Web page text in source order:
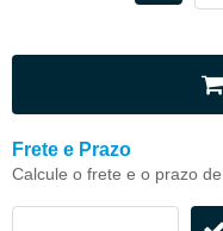
Frete e Prazo
Calcule o frete e o prazo